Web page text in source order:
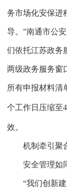
务市场化安保进
导。”南通市公
们依托江苏政务
两级政务服务窗
所有申报材料清
个工作日压缩至4
效。
机制牵引聚
安全管理如
“我们创新